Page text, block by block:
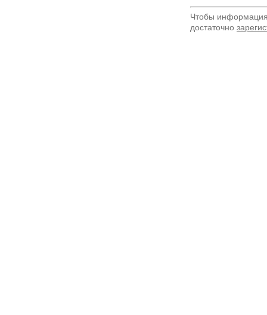
Чтобы
достаточно